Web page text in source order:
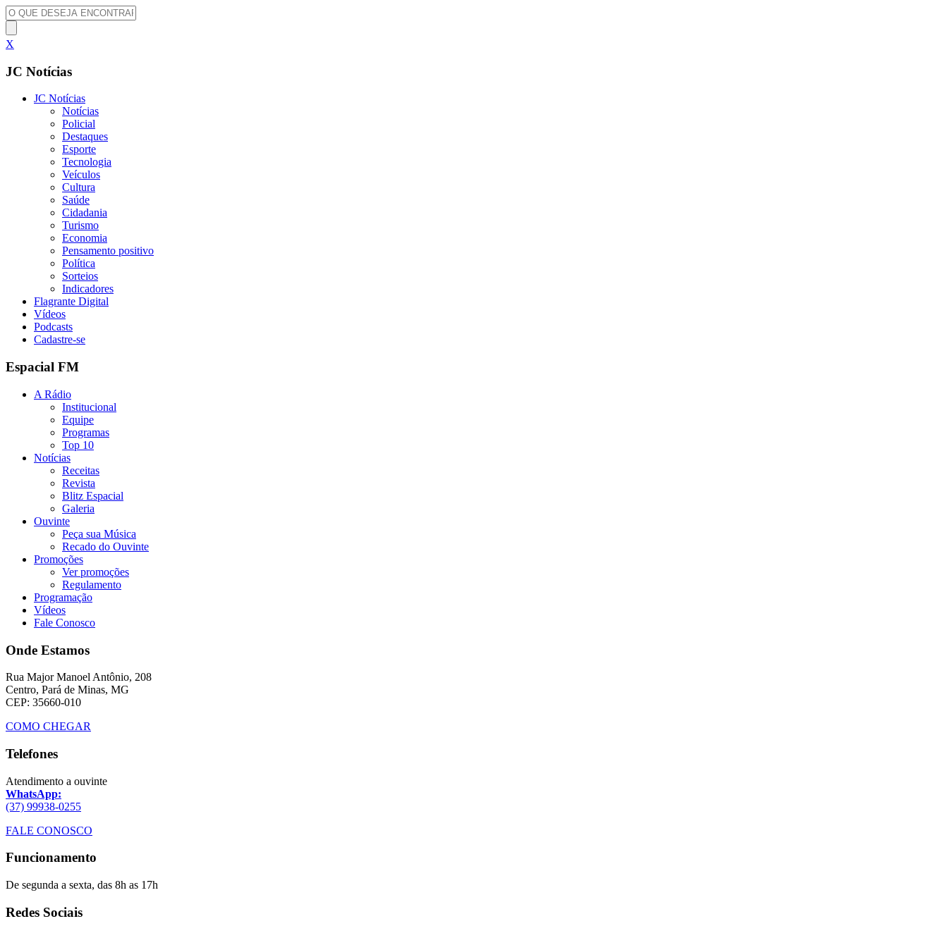
X
JC Notícias
JC Notícias
Notícias
Policial
Destaques
Esporte
Tecnologia
Veículos
Cultura
Saúde
Cidadania
Turismo
Economia
Pensamento positivo
Política
Sorteios
Indicadores
Flagrante Digital
Vídeos
Podcasts
Cadastre-se
Espacial FM
A Rádio
Institucional
Equipe
Programas
Top 10
Notícias
Receitas
Revista
Blitz Espacial
Galeria
Ouvinte
Peça sua Música
Recado do Ouvinte
Promoções
Ver promoções
Regulamento
Programação
Vídeos
Fale Conosco
Onde Estamos
Rua Major Manoel Antônio, 208
Centro, Pará de Minas, MG
CEP: 35660-010
COMO CHEGAR
Telefones
Atendimento a ouvinte
WhatsApp:
(37) 99938-0255
FALE CONOSCO
Funcionamento
De segunda a sexta, das 8h as 17h
Redes Sociais